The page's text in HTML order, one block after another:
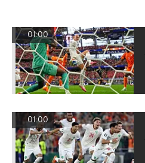
01:00
01:00